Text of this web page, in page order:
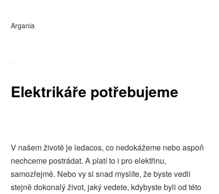
Argania
Elektrikáře potřebujeme
V našem životě je ledacos, co nedokážeme nebo aspoň
nechceme postrádat. A platí to i pro elektřinu,
samozřejmě. Nebo vy si snad myslíte, že byste vedli
stejně dokonalý život, jaký vedete, kdybyste byli od této